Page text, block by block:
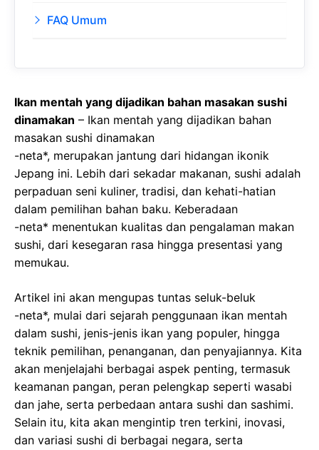
FAQ Umum
Ikan mentah yang dijadikan bahan masakan sushi
dinamakan – Ikan mentah yang dijadikan bahan
masakan sushi dinamakan
-neta*, merupakan jantung dari hidangan ikonik
Jepang ini. Lebih dari sekadar makanan, sushi adalah
perpaduan seni kuliner, tradisi, dan kehati-hatian
dalam pemilihan bahan baku. Keberadaan
-neta* menentukan kualitas dan pengalaman makan
sushi, dari kesegaran rasa hingga presentasi yang
memukau.
Artikel ini akan mengupas tuntas seluk-beluk
-neta*, mulai dari sejarah penggunaan ikan mentah
dalam sushi, jenis-jenis ikan yang populer, hingga
teknik pemilihan, penanganan, dan penyajiannya. Kita
akan menjelajahi berbagai aspek penting, termasuk
keamanan pangan, peran pelengkap seperti wasabi
dan jahe, serta perbedaan antara sushi dan sashimi.
Selain itu, kita akan mengintip tren terkini, inovasi,
dan variasi sushi di berbagai negara, serta